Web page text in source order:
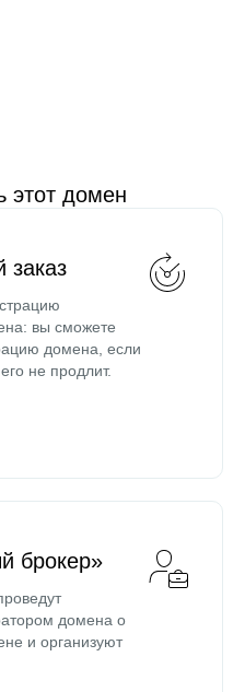
этот домен
заказ
вы сможете
домена, если
не продлит.
брокер»
домена о
и организуют